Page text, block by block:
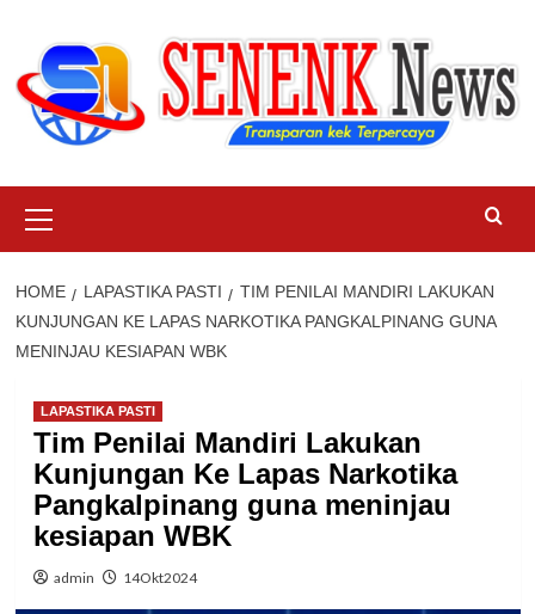
content
Menu
HOME LAPASTIKA PASTI
TIM PENILAI MANDIRI LAKUKAN
KUNJUNGAN KE LAPAS NARKOTIKA PANGKALPINANG GUNA
MENINJAU KESIAPAN WBK
LAPASTIKA PASTI
Tim Penilai Mandiri Lakukan
Kunjungan Ke Lapas Narkotika
Pangkalpinang guna meninjau
kesiapan WBK
admin 14Okt2024